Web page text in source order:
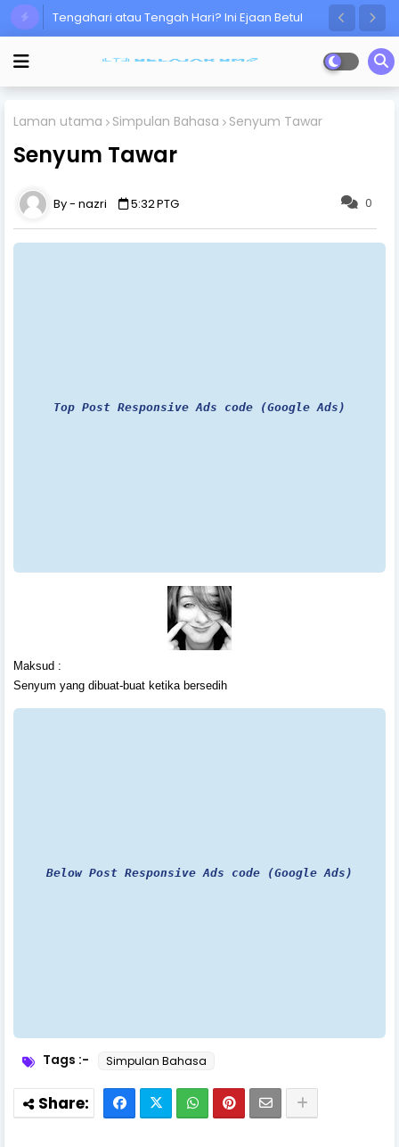
Tengahari atau Tengah Hari? Ini Ejaan Betul
Laman utama Simpulan Bahasa Senyum Tawar
Senyum Tawar
0
nazri 5:32 PTG
Top Post Responsive Ads code (Google Ads)
Maksud :
Senyum yang dibuat-buat ketika bersedih
Below Post Responsive Ads code (Google Ads)
Tags :- Simpulan Bahasa